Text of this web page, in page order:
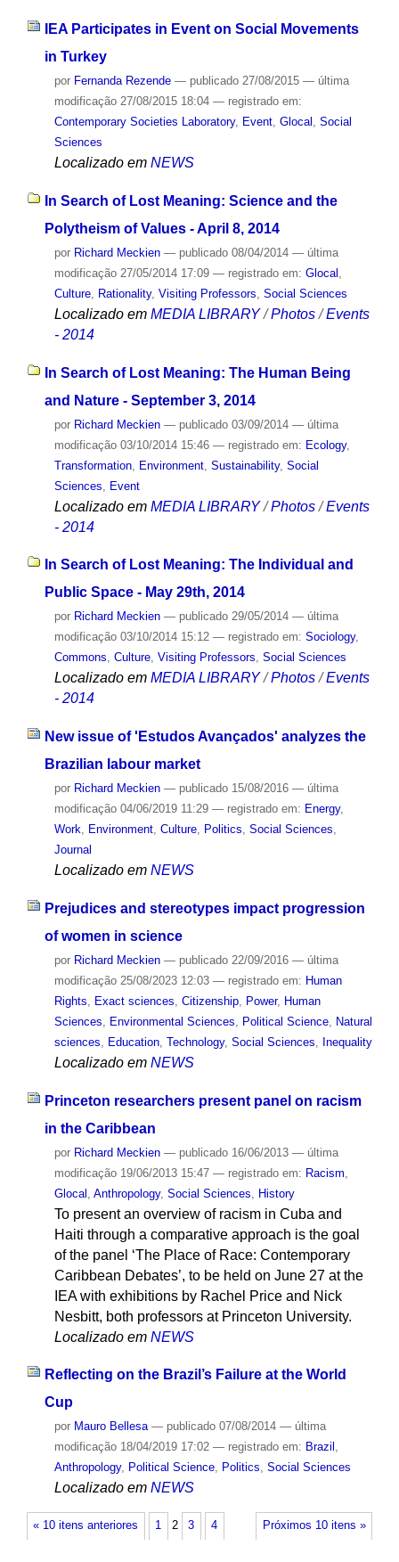
IEA Participates in Event on Social Movements
in Turkey
por Fernanda Rezende — publicado27/08/2015 — última
modificação27/08/2015 18:04 — registrado em:
Contemporary Societies Laboratory, Event, Glocal , Social
Sciences
Localizado em NEWS
In Search of Lost Meaning: Science and the
Polytheism of Values - April 8, 2014
por Richard Meckien — publicado08/04/2014 — última
modificação27/05/2014 17:09 — registrado em: Glocal ,
Culture, Rationality, Visiting Professors, Social Sciences
Localizado em MEDIA LIBRARY /Photos /Events
- 2014
In Search of Lost Meaning: The Human Being
and Nature - September 3, 2014
por Richard Meckien — publicado03/09/2014 — última
modificação03/10/2014 15:46 — registrado em: Ecology,
Transformation, Environment, Sustainability, Social
Sciences
Event
Localizado em MEDIA LIBRARY /Photos /Events
- 2014
In Search of Lost Meaning: The Individual and
Public Space - May 29th, 2014
por Richard Meckien — publicado29/05/2014 — última
modificação03/10/2014 15:12 — registrado em: Sociology,
Commons, Culture, Visiting Professors, Social Sciences
Localizado em MEDIA LIBRARY /Photos /Events
- 2014
New issue of 'Estudos Avançados' analyzes the
Brazilian labour market
por Richard Meckien — publicado15/08/2016 — última
modificação04/06/2019 11:29 — registrado em: Energy,
Work, Environment, Culture, Politics, Social Sciences,
Journal
Localizado em NEWS
Prejudices and stereotypes impact progression
of women in science
por Richard Meckien — publicado22/09/2016 — última
modificação25/08/2023 12:03 — registrado em: Human
Rights
Exact sciences Citizenship, Power, Human
Sciences
Environmental Sciences Political Science,
Natural
sciences
Education, Technology, Social Sciences Inequality
Localizado em NEWS
Princeton researchers present panel on racism
in the Caribbean
por Richard Meckien — publicado16/06/2013 — última
modificação19/06/2013 15:47 — registrado em: Racism
Glocal Anthropology, Social Sciences History
To present an overview of racism in Cuba and
Haiti through a comparative approach is the goal
of the panel ‘The Place of Race: Contemporary
Caribbean Debates’, to be held on June 27 at the
IEA with exhibitions by Rachel Price and Nick
Nesbitt, both professors at Princeton University.
Localizado em NEWS
Reflecting on the Brazil’s Failure at the World
Cup
por Mauro Bellesa — publicado07/08/2014 — última
modificação18/04/2019 17:02 — registrado em: Brazil ,
Anthropology, Political Science, Politics, Social Sciences
Localizado em NEWS
« 10 itens anteriores Próximos 10 itens »
1 2 3 4